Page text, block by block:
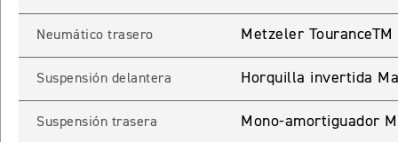
Neumático trasero Metzeler
Suspensión delantera Horquilla invertida
Suspensión trasera Mono-amortiguador